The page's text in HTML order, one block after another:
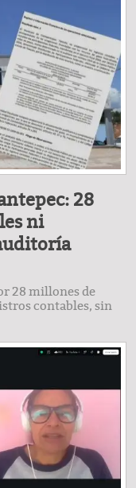
28
ni
28 millones de
contables, sin